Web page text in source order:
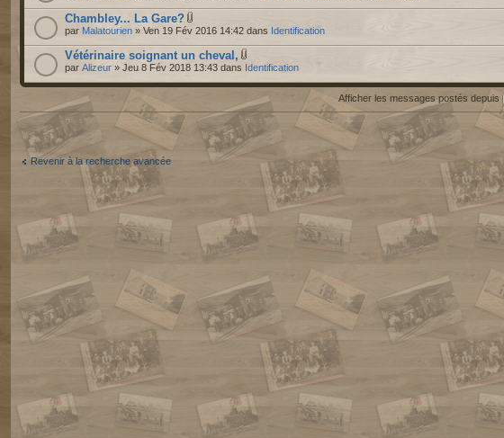
Chambley... La Gare?
par Malatourien » Ven 19 Fév 2016 14:42 dans Identification
Vétérinaire soignant un cheval,
par Alizeur » Jeu 8 Fév 2018 13:43 dans Identification
Afficher les messages postés depuis
Revenir à la recherche avancée